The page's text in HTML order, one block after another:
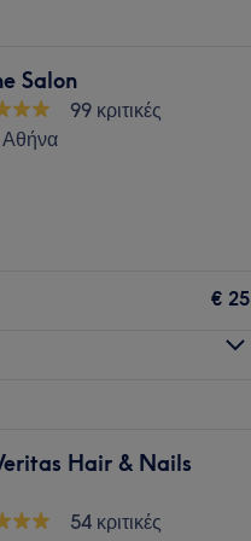
προσφέρουμε μία
Go to venue
Salon
99 κριτικές
€ 25
Hair & Nails
54 κριτικές